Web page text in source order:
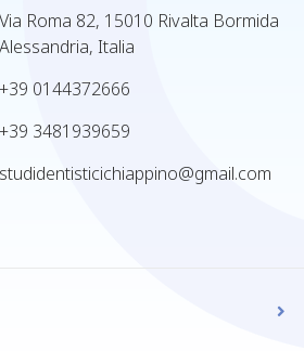
Via Roma 82, 15010 Rivalta Bormida
Alessandria, Italia
+39 0144372666
+39 3481939659
studidentisticichiappino@gmail.com